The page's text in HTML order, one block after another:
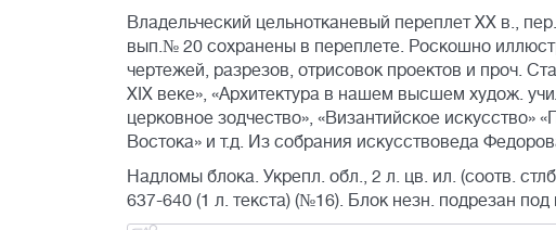
Владельческий цельнотканевый переплет ХХ в.,
вып.№ 20 сохранены в переплете. Роскошно
чертежей, разрезов, отрисовок проектов и проч.
XIX веке», «Архитектура в нашем высшем худож.
церковное зодчество», «Византийское
Востока» и т.д. Из собрания искусствоведа
Надломы блока. Укрепл. обл., 2 л. цв. ил. (соотв.
637-640 (1 л. текста) (№16). Блок незн. подрезан под